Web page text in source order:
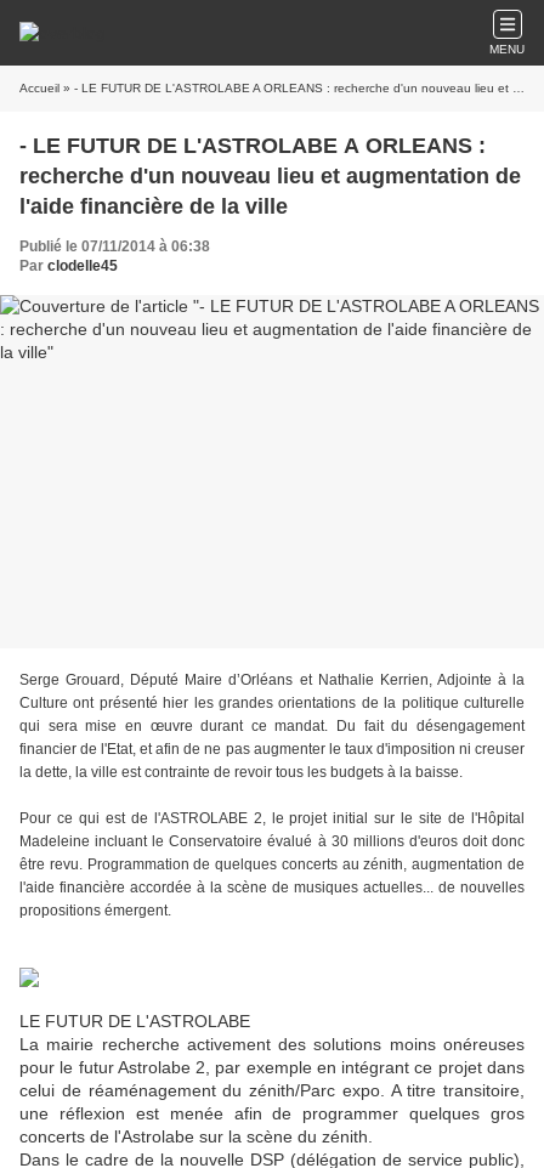
MENU
Accueil » - LE FUTUR DE L'ASTROLABE A ORLEANS : recherche d'un nouveau lieu et augmentation de l'aide financière de la ville
- LE FUTUR DE L'ASTROLABE A ORLEANS :
recherche d'un nouveau lieu et augmentation de
l'aide financière de la ville
Publié le 07/11/2014 à 06:38
Par clodelle45
Serge Grouard, Député Maire d’Orléans et Nathalie Kerrien, Adjointe à la
Culture ont présenté hier les grandes orientations de la politique culturelle
qui sera mise en œuvre durant ce mandat. Du fait du désengagement
financier de l'Etat, et afin de ne pas augmenter le taux d'imposition ni creuser
la dette, la ville est contrainte de revoir tous les budgets à la baisse.
Pour ce qui est de l'ASTROLABE 2, le projet initial sur le site de l'Hôpital
Madeleine incluant le Conservatoire évalué à 30 millions d'euros doit donc
être revu. Programmation de quelques concerts au zénith, augmentation de
l'aide financière accordée à la scène de musiques actuelles... de nouvelles
propositions émergent.
LE FUTUR DE L'ASTROLABE
La mairie recherche activement des solutions moins onéreuses
pour le futur Astrolabe 2, par exemple en intégrant ce projet dans
celui de réaménagement du zénith/Parc expo. A titre transitoire,
une réflexion est menée afin de programmer quelques gros
concerts de l'Astrolabe sur la scène du zénith.
Dans le cadre de la nouvelle DSP (délégation de service public),